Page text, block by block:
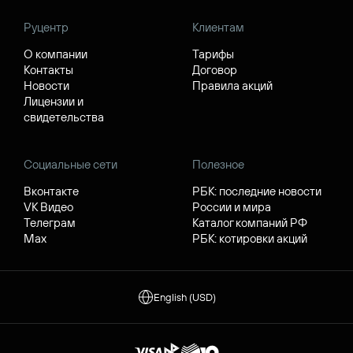
Руцентр
О компании
Контакты
Новости
Лицензии и
свидетельства
Клиентам
Тарифы
Договор
Правила акций
Социальные сети
Вконтакте
VK Видео
Телеграм
Max
Полезное
РБК: последние новости
России и мира
Каталог компаний РФ
РБК: котировки акций
English (USD)